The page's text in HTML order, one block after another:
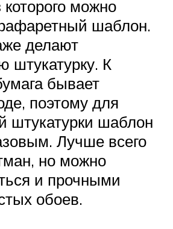
можно
шаблон.
делают
штукатурку. К
бывает
поэтому для
штукатурки шаблон
Лучше всего
но можно
и прочными
обоев.